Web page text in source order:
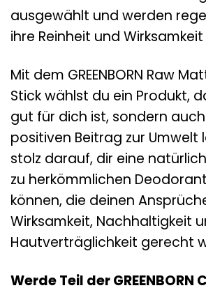
ausgewählt und werden
ihre Reinheit und
Mit dem GREENBORN Raw
Stick wählst du ein Produkt,
gut für dich ist, sondern
positiven Beitrag zur Umwelt
stolz darauf, dir eine
zu herkömmlichen
können, die deinen
Wirksamkeit, Nachhaltigkeit
Hautverträglichkeit gerecht
Werde Teil der